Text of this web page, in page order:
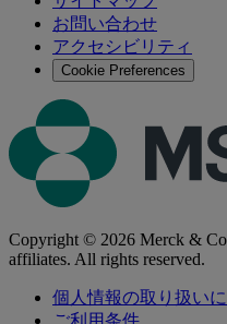
お問い合わせ
アクセシビリティ
Cookie Preferences
Copyright © 2026 Merck &
affiliates. All rights reserved.
個人情報の取り扱い
ご利用条件